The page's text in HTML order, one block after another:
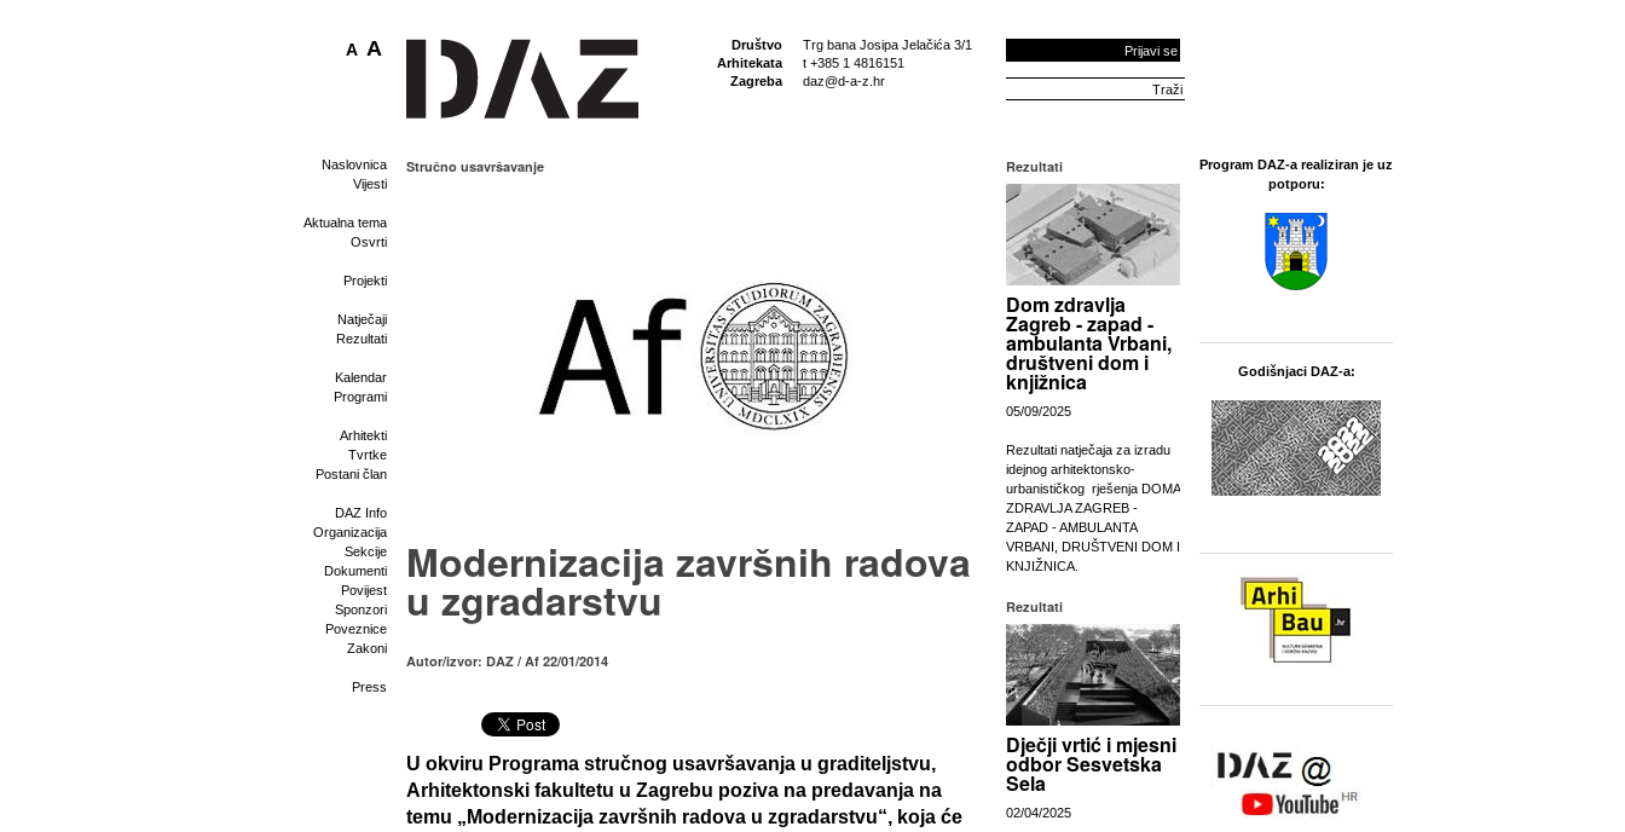
Društvo
Arhitekata
Zagreba
Trg bana Josipa Jelačića 3/1
t +385 1 4816151
daz@d-a-z.hr
Prijavi se
A A
Naslovnica
Vijesti
Aktualna tema
Osvrti
Projekti
Natječaji
Rezultati
Kalendar
Programi
Arhitekti
Tvrtke
Postani član
DAZ Info
Organizacija
Sekcije
Dokumenti
Povijest
Sponzori
Poveznice
Zakoni
Press
Stručno usavršavanje
Modernizacija završnih radova
u zgradarstvu
Autor/izvor: DAZ / Af 22/01/2014
U okviru Programa stručnog usavršavanja u graditeljstvu,
Arhitektonski fakultetu u Zagrebu poziva na predavanja na
temu „Modernizacija završnih radova u zgradarstvu“, koja će
Rezultati
Dom zdravlja
Zagreb - zapad -
ambulanta Vrbani,
društveni dom i
knjižnica
05/09/2025
Rezultati natječaja za izradu
idejnog arhitektonsko-
urbanističkog rješenja DOMA
ZDRAVLJA ZAGREB -
ZAPAD - AMBULANTA
VRBANI, DRUŠTVENI DOM I
KNJIŽNICA.
Rezultati
Dječji vrtić i mjesni
odbor Sesvetska
Sela
02/04/2025
Program DAZ-a realiziran je uz
potporu:
Godišnjaci DAZ-a: